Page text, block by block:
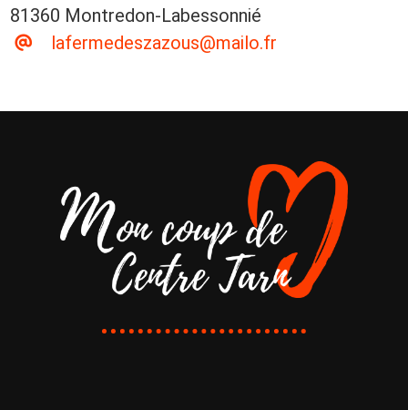
81360 Montredon-Labessonnié
lafermedeszazous@mailo.fr